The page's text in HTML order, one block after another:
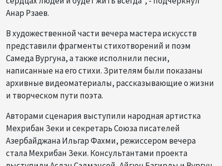
Анар Рзаев.
В художественной части вечера мастера искусств
представили фрагменты стихотворений и поэм
Самеда Вургуна, а также исполнили песни,
написанные на его стихи. Зрителям были показаны
архивные видеоматериалы, рассказывающие о жизни
и творческом пути поэта.
Авторами сценария выступили народная артистка
Мехрибан Зеки и секретарь Союза писателей
Азербайджана Ильгар Фахми, режиссером вечера
стала Мехрибан Зеки. Консультантами проекта